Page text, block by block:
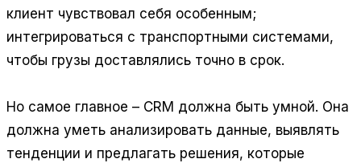
клиент чувствовал себя особенным;
интегрироваться с транспортными системами,
чтобы грузы доставлялись точно в срок.
Но самое главное – CRM должна быть умной. Она
должна уметь анализировать данные, выявлять
тенденции и предлагать решения, которые